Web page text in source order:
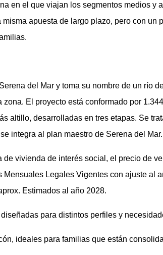
en el que viajan los segmentos medios y
apuesta de largo plazo, pero con un
del Mar y toma su nombre de un río
El proyecto está conformado por
altillo, desarrolladas en tres etapas. Se
integra al plan maestro de Serena del Mar.
vivienda de interés social, el precio de
Legales Vigentes con ajuste al
Estimados al año 2028.
para distintos perfiles y
ideales para familias que están